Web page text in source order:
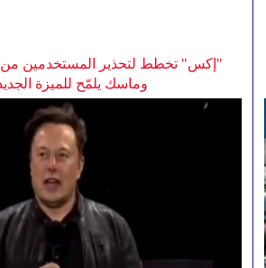
"إكس" تخطط لتحذير المستخدمين من
وماسك يلمّح للميزة